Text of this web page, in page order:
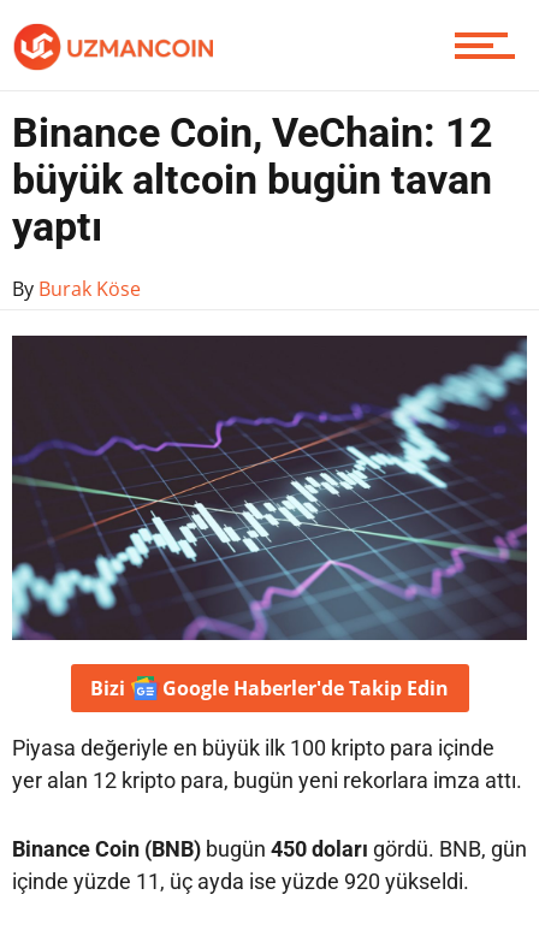
Piyasa
Soru Sor
Contact / İletişim
Binance Coin, VeChain: 12
büyük altcoin bugün tavan
yaptı
By Burak Köse
Bizi Google Haberler'deTakip Edin
Piyasa değeriyle en büyük ilk 100 kripto para içinde
yer alan 12 kripto para, bugün yeni rekorlara imza attı.
Binance Coin (BNB) bugün 450 doları gördü. BNB, gün
içinde yüzde 11, üç ayda ise yüzde 920 yükseldi.